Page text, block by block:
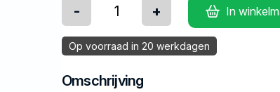
- + In
Op voorraad in 20 werkdagen
Omschrijving